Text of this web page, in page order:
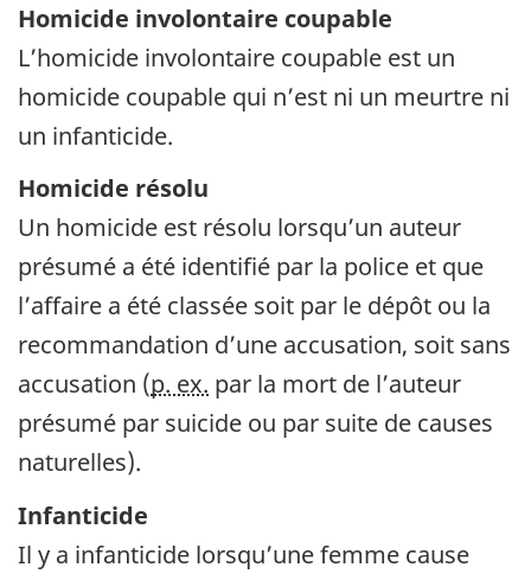
Homicide involontaire coupable
L’homicide involontaire coupable est un
homicide coupable qui n’est ni un meurtre ni
un infanticide.
Homicide résolu
Un homicide est résolu lorsqu’un auteur
présumé a été identifié par la police et que
l’affaire a été classée soit par le dépôt ou la
recommandation d’une accusation, soit sans
accusation (p. ex. par la mort de l’auteur
présumé par suicide ou par suite de causes
naturelles).
Infanticide
Il y a infanticide lorsqu’une femme cause